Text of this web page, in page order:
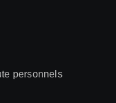
personnels